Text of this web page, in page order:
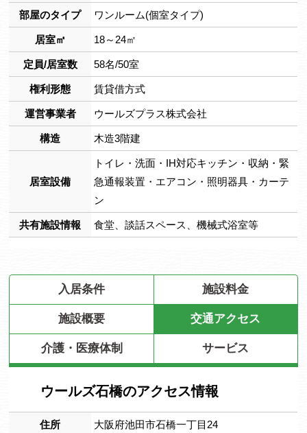
部屋のタイプ ワンルーム(個室タイプ)
居室㎡ 18～24㎡
定員/居室数 58名/50室
権利形態 賃貸借方式
運営事業者 ウールズプラス株式会社
構造 木造3階建
居室設備
トイレ・洗面・IH対応キッチン・収納・緊
急通報装置・エアコン・照明器具・カーテ
ン
共有施設情報 食堂、談話スペース、機械式浴室等
入居条件 施設料金
施設概要 交通アクセス
介護・医療体制 サービス
ウールズ石橋のアクセス情報
住所 大阪府池田市石橋一丁目24